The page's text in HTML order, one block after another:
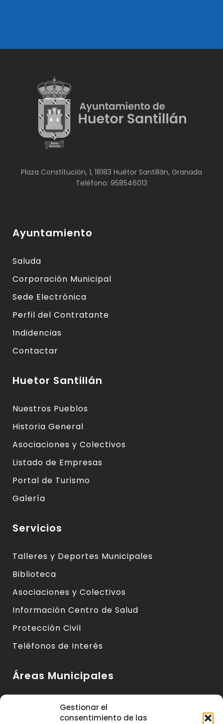
Gestionar el
consentimiento de las
Plaza Constitución, 1, 18183 Huétor Santillán, Granada
Teléfono: 958546013
Ayuntamiento
Saluda
Corporación Municipal
Sede Electrónica
Perfil del Contratante
Indidencias
Contactar
Huetor Santillán
Nuestros Pueblos
Historia General
Asociaciones y Colectivos
Listado de Empresas
Portal de Turismo
Galería
Servicios
Talleres y Deportes Municipales
Biblioteca
Asociaciones y Colectivos
Información Centro de Salud
Protección Civil
Teléfonos de Interés
Áreas Municipales
Urbanismo y Vivienda